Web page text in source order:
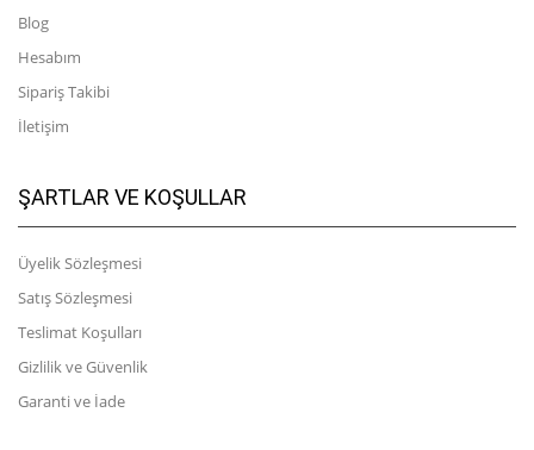
Blog
Hesabım
Sipariş Takibi
İletişim
ŞARTLAR VE KOŞULLAR
Üyelik Sözleşmesi
Satış Sözleşmesi
Teslimat Koşulları
Gizlilik ve Güvenlik
Garanti ve İade